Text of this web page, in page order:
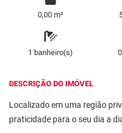
0,00 m²
1 banheiro(s)
DESCRIÇÃO DO IMÓVEL
Localizado em uma região
praticidade para o seu dia a